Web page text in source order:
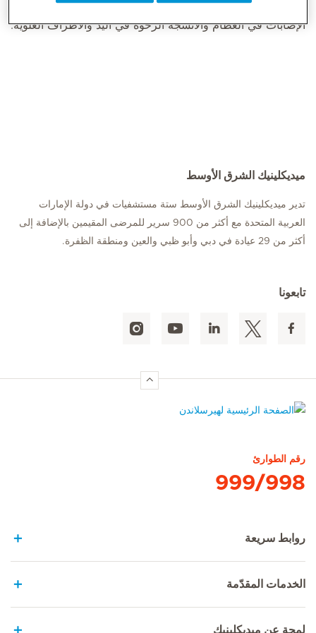
وجراح التجميل منمن خضعوا لتدريب إضافي في علاج جميع
الإصابات في العظام والأنسجة الرخوة في اليد والأطراف العلوية.
ميديكلينيك الشرق الأوسط
تدير ميديكلينيك الشرق الأوسط ستة مستشفيات في دولة الإمارات
العربية المتحدة مع أكثر من 900 سرير للمرضى المقيمين بالإضافة إلى
أكثر من 29 عيادة في دبي وأبو ظبي والعين ومنطقة الظفرة.
تابعونا
رقم الطوارئ
999/998
روابط سريعة
الخدمات المقدّمة
لمحة عن ميديكلينيك